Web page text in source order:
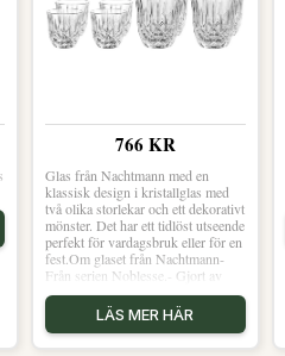
766 KR
Glas från Nachtmann med en
klassisk design i kristallglas med
två olika storlekar och ett dekorativt
mönster. Det har ett tidlöst utseende
perfekt för vardagsbruk eller för en
fest.Om glaset från Nachtmann-
Från serien Noblesse.- Gjort av
kristallglas.- Säljs i 8-
pack.Skötselråd för glaset- Tål
diskmaskin. Shoppa Dricksglas
och mer Glas hos Royal Design.
LÄS MER HÄR